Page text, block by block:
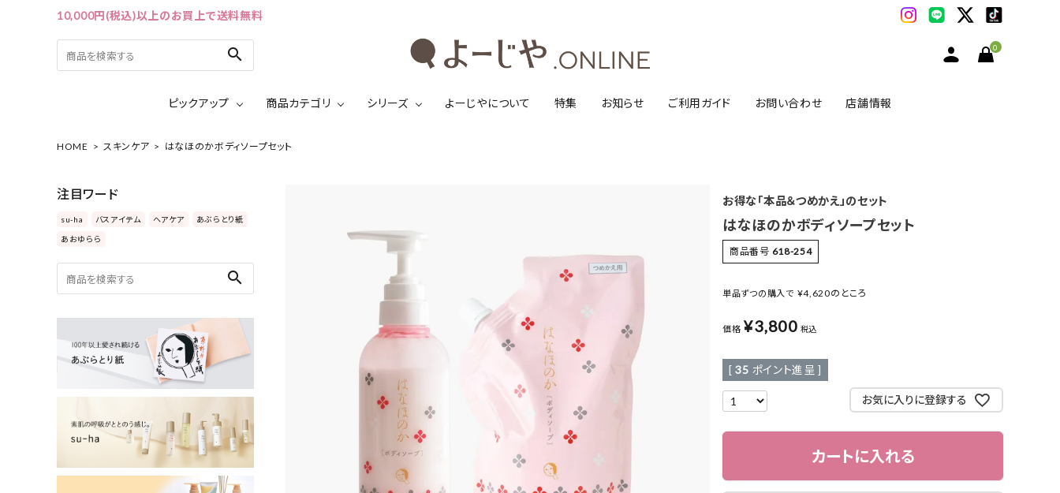
10,000円(税込)以上のお買上で送料無料
search 0
ピックアップ 商品カテゴリ シリーズ よーじやについて 特集 お知らせ ご利用ガイド お問い合わせ 店舗情報
ACCOUNT MENU
カテゴリーから探す
よーじやについて
HOME スキンケア はなほのかボディソープセット
注目ワード
su-ha バスアイテム ヘアケア あぶらとり紙
あおゆらら
search
お得な「本品＆つめかえ」のセット
はなほのかボディソープセット
商品番号 618-254
単品ずつの購入で ¥4,620のところ
価格 ¥3,800 税込
[ 35 ポイント進呈 ]
お気に入りに登録する
カートに入れる